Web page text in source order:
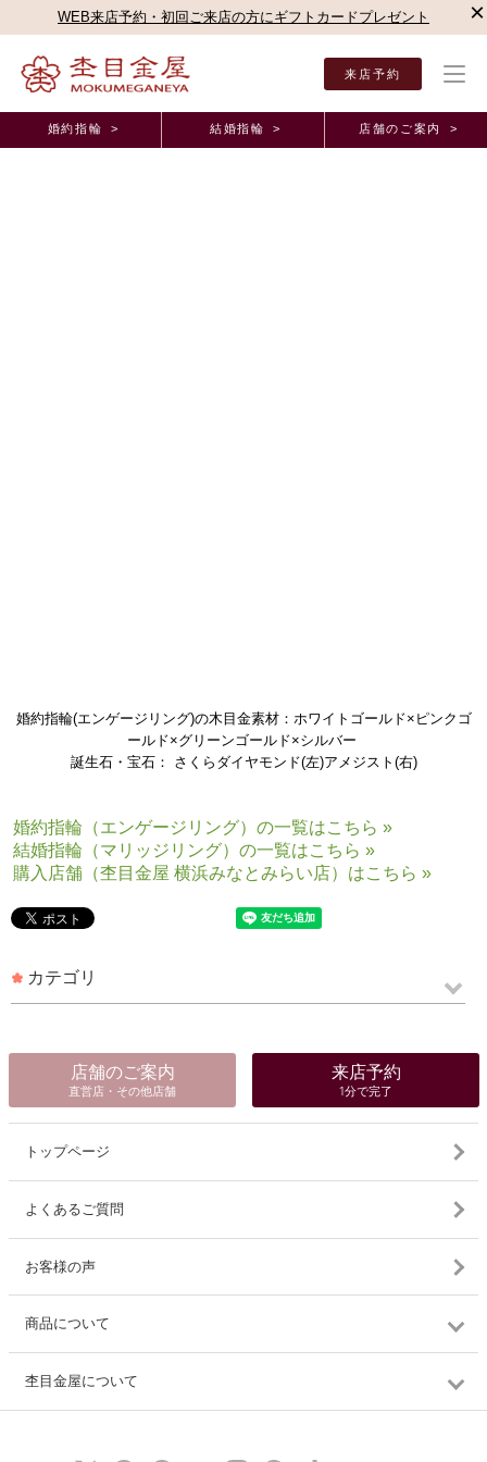
WEB来店予約・初回ご来店の方にギフトカードプレゼント ×
来店予約
婚約指輪 > 結婚指輪 > 店舗のご案内 >
婚約指輪(エンゲージリング)の木目金素材：ホワイトゴールド×ピンクゴ
ールド×グリーンゴールド×シルバー
誕生石・宝石： さくらダイヤモンド(左)アメジスト(右)
婚約指輪（エンゲージリング）の一覧はこちら »
結婚指輪（マリッジリング）の一覧はこちら »
購入店舗（杢目金屋 横浜みなとみらい店）はこちら »
カテゴリ
店舗のご案内
直営店・その他店舗
来店予約
1分で完了
トップページ
よくあるご質問
お客様の声
商品について
杢目金屋について